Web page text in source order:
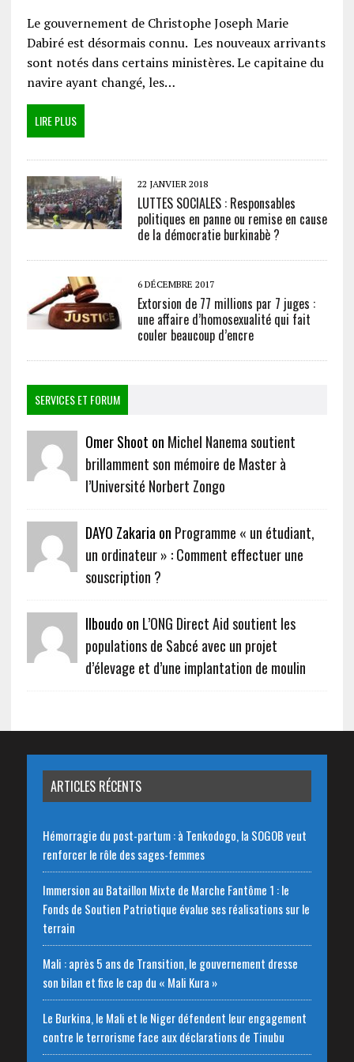
Le gouvernement de Christophe Joseph Marie
Dabiré est désormais connu. Les nouveaux arrivants
sont notés dans certains ministères. Le capitaine du
navire ayant changé, les…
LIRE PLUS
22 JANVIER 2018
LUTTES SOCIALES : Responsables
politiques en panne ou remise en cause
de la démocratie burkinabè ?
6 DÉCEMBRE 2017
Extorsion de 77 millions par 7 juges :
une affaire d’homosexualité qui fait
couler beaucoup d’encre
SERVICES ET FORUM
Omer Shoot on Michel Nanema soutient
brillamment son mémoire de Master à
l’Université Norbert Zongo
DAYO Zakaria on Programme « un étudiant,
un ordinateur » : Comment effectuer une
souscription ?
Ilboudo on L’ONG Direct Aid soutient les
populations de Sabcé avec un projet
d’élevage et d’une implantation de moulin
ARTICLES RÉCENTS
Hémorragie du post-partum : à Tenkodogo, la SOGOB veut
renforcer le rôle des sages-femmes
Immersion au Bataillon Mixte de Marche Fantôme 1 : le
Fonds de Soutien Patriotique évalue ses réalisations sur le
terrain
Mali : après 5 ans de Transition, le gouvernement dresse
son bilan et fixe le cap du « Mali Kura »
Le Burkina, le Mali et le Niger défendent leur engagement
contre le terrorisme face aux déclarations de Tinubu